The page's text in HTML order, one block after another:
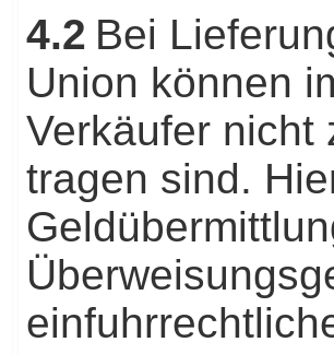
4.2 Bei
Union können
Verkäufer nicht
tragen sind.